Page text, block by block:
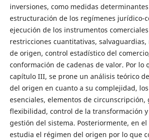
inversiones, como medidas
estructuración de los regímenes jurídico-
ejecución de los instrumentos
restricciones cuantitativas, salvaguardias,
de origen, control estadístico del
conformación de cadenas de valor. Por lo
capítulo III, se prone un análisis teórico
del origen en cuanto a su complejidad,
esenciales, elementos de circunscripción,
flexibilidad, control de la transformación
gestión del sistema. Posteriormente, en
estudia el régimen del origen por lo que